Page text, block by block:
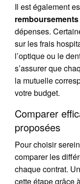
Il est également
remboursements
dépenses.
sur les frais
l’optique ou le
s’assurer que
la mutuelle
votre budget.
Comparer
proposées
Pour choisir
comparer les
chaque contrat.
cette étape grâce